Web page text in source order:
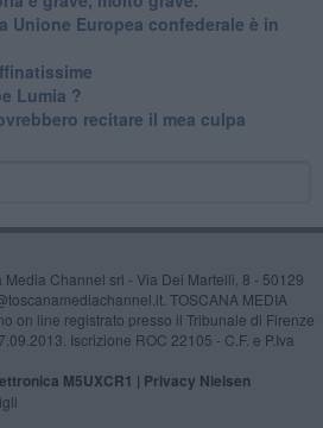
Unione Europea confederale è in
Lumia ?
recitare il mea culpa
Media Channel srl - Via Dei Martelli, 8 - 50129
TOSCANA MEDIA
on line registrato presso il Tribunale di Firenze
Iscrizione ROC 22105 - C.F. e P.Iva
M5UXCR1 | Privacy Nielsen